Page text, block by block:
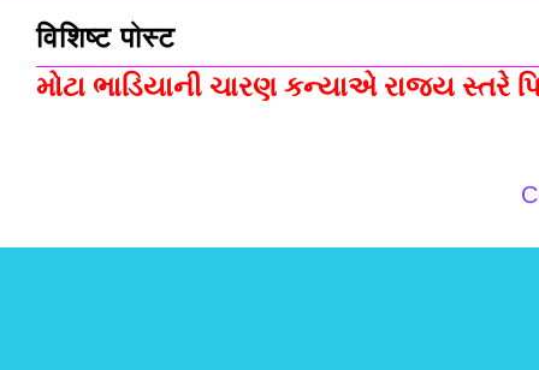
विशिष्ट पोस्ट
મોટા ભાડિયાની ચારણ કન્યાએ રાજ્ય સ્તરે